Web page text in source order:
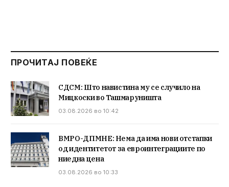
ПРОЧИТАЈ ПОВЕЌЕ
СДСМ: Што навистина му се случило на
Мицкоски во Ташмаруништа
03.08.2026 во 10:42
ВМРО-ДПМНЕ: Нема да има нови отстапки
од идентитетот за евроинтеграциите по
ниедна цена
03.08.2026 во 10:33